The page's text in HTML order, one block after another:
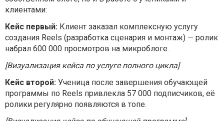
клиентами:
Кейс первый: Клиент заказал комплексную услугу
создания Reels (разработка сценария и монтаж) — ролик
набрал 600 000 просмотров на микроблоге.
[Визуализация кейса по услуге полного цикла]
Кейс второй: Ученица после завершения обучающей
программы по Reels привлекла 57 000 подписчиков, её
ролики регулярно появляются в топе.